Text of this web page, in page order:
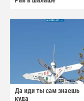
Да иди ты сам знаешь
куда